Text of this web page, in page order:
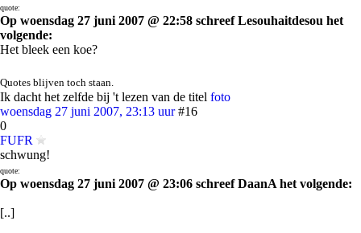
quote:
Op woensdag 27 juni 2007 @ 22:58 schreef Lesouhaitdesou het
volgende:
Het bleek een koe?
Quotes blijven toch staan.
Ik dacht het zelfde bij 't lezen van de titel foto
woensdag 27 juni 2007, 23:13 uur #16
0
FUFR
schwung!
quote:
Op woensdag 27 juni 2007 @ 23:06 schreef DaanA het volgende:
[..]